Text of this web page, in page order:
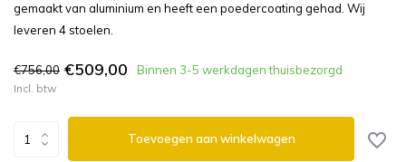
gemaakt van aluminium en heeft een poedercoating gehad. Wij
leveren 4 stoelen.
€756,00 €509,00 Binnen 3-5 werkdagen thuisbezorgd
Incl. btw
Toevoegen aan winkelwagen